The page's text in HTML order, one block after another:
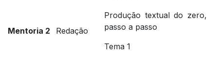
Mentoria 2 Redação
Produção textual do zero,
passo a passo
Tema 1